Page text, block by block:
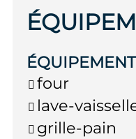
four
lave-
grille-pain